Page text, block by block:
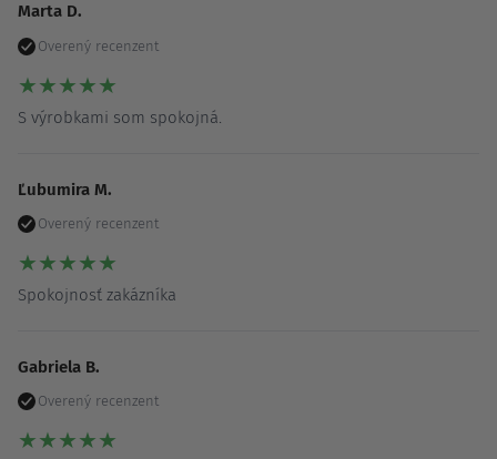
Marta D.
Overený recenzent
★★★★★
S výrobkami som spokojná.
Ľubumira M.
Overený recenzent
★★★★★
Spokojnosť zakázníka
Gabriela B.
Overený recenzent
★★★★★